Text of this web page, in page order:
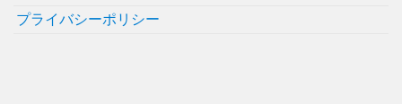
プライバシーポリシー